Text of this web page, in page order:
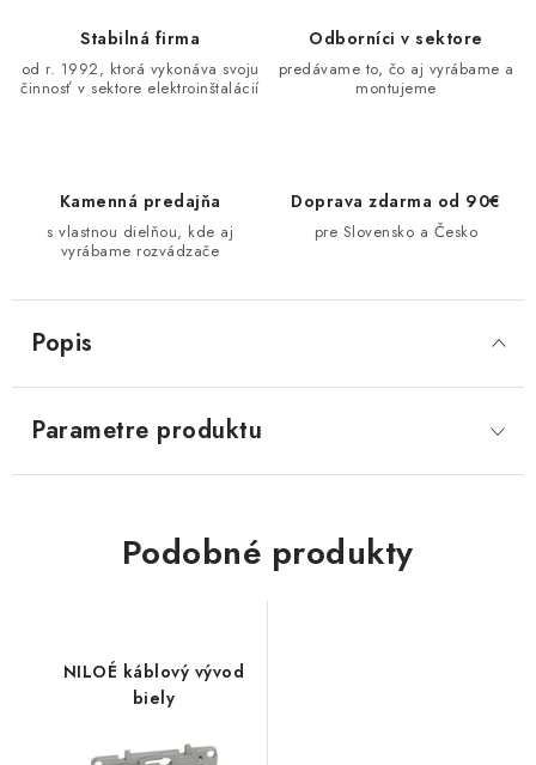
VÝPREDAJ
Obchodné podmienky
Ochrana osobných údajov
Reklamačný poriadok
Kontakt
Stabilná firma
od r. 1992, ktorá vykonáva svoju
činnosť v sektore elektroinštalácií
Odborníci v sektore
predávame to, čo aj vyrábame a
montujeme
Kamenná predajňa
s vlastnou dielňou, kde aj
vyrábame rozvádzače
Doprava zdarma od 90€
pre Slovensko a Česko
Popis
Parametre produktu
Podobné produkty
NILOÉ káblový vývod
biely